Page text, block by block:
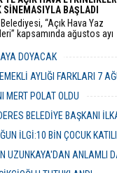
SİNEMASIYLA BAŞLADI
“Açık Hava Yaz
kapsamında ağustos ayı
ve açık hava tiyatrolarıyla
buluşturuyor.
DOYACAK
AYLIĞI FARKLARI 7
MERT POLAT OLDU
BELEDİYE BAŞKANI
İLGİ:10 BİN ÇOCUK
UZUNKAYA'DAN ANLAMLI